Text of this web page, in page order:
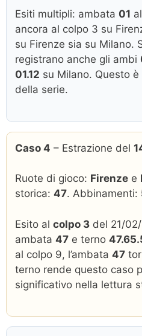
Esiti multipli: ambata 01
ancora al colpo 3 su
su Firenze sia su Milano.
registrano anche gli ambi
01.12 su Milano. Questo
della serie.
Caso 4 – Estrazione del
Ruote di gioco: Firenze e
storica: 47. Abbinamenti:
Esito al colpo 3 del 21/
ambata 47 e terno
al colpo 9, l’ambata 47
terno rende questo caso
significativo nella lettura